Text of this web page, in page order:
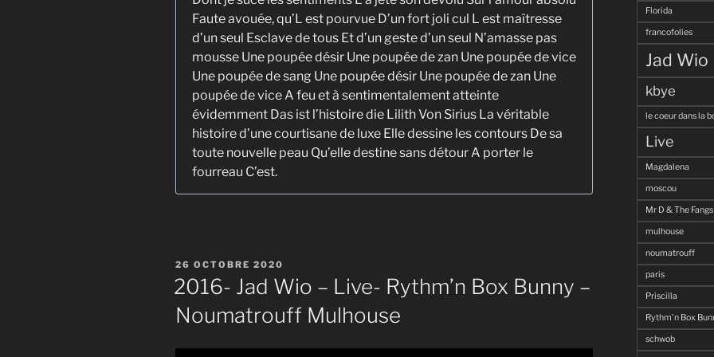
Faute avouée, qu’L est pourvue D’un fort joli cul L est maîtresse
d’un seul Esclave de tous Et d’un geste d’un seul N’amasse pas
mousse Une poupée désir Une poupée de zan Une poupée de vice
Une poupée de sang Une poupée désir Une poupée de zan Une
poupée de vice A feu et à sentimentalement atteinte
évidemment Das ist l’histoire die Lilith Von Sirius La véritable
histoire d’une courtisane de luxe Elle dessine les contours De sa
toute nouvelle peau Qu’elle destine sans détour A porter le
fourreau C’est.
PUBLIÉ
LE
26 OCTOBRE 2020
2016- Jad Wio – Live- Rythm’n Box Bunny –
Noumatrouff Mulhouse
Florida
francofolies
Jad Wio
kbye
le coeur dans la
Live
Magdalena
moscou
Mr D & The Fangs
mulhouse
noumatrouff
paris
Priscilla
Rythm'n Box
schwob